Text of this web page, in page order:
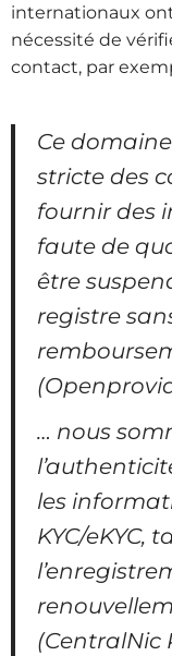
internationaux
nécessité de
contact, par
Ce
stricte des
fournir des
faute de
être
registre
… nous
les
KYC/eKYC,
(CentralNic